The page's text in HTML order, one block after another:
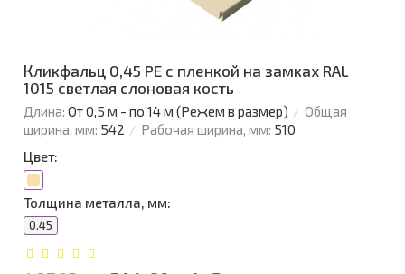
Кликфальц 0,45 PE с пленкой на замках RAL
1015 светлая слоновая кость
Длина: От 0,5 м - по 14 м (Режем в размер)
Общая
ширина, мм: 542 Рабочая ширина, мм: 510
Цвет:
Толщина металла, мм:
0.45